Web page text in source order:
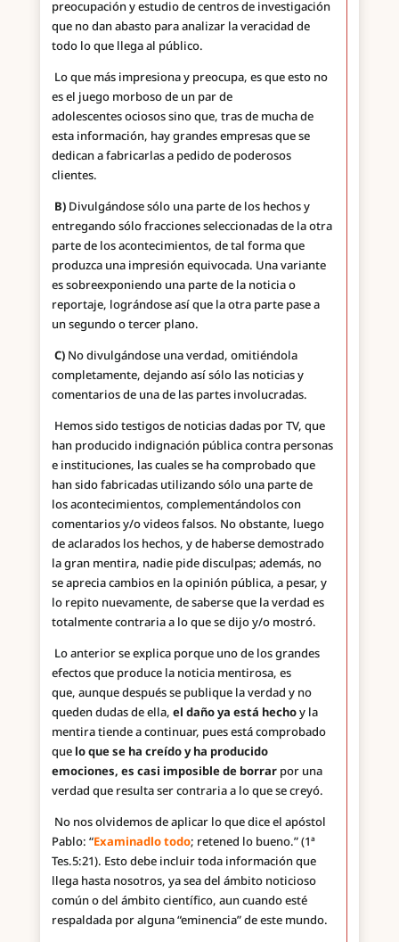
preocupación y estudio de centros de investigación
que no dan abasto para analizar la veracidad de
todo lo que llega al público.
Lo que más impresiona y preocupa, es que esto no
es el juego morboso de un par de
adolescentes ociosos sino que, tras de mucha de
esta información, hay grandes empresas que se
dedican a fabricarlas a pedido de poderosos
clientes.
B) Divulgándose sólo una parte de los hechos y
entregando sólo fracciones seleccionadas de la otra
parte de los acontecimientos, de tal forma que
produzca una impresión equivocada. Una variante
es sobreexponiendo una parte de la noticia o
reportaje, lográndose así que la otra parte pase a
un segundo o tercer plano.
C) No divulgándose una verdad, omitiéndola
completamente, dejando así sólo las noticias y
comentarios de una de las partes involucradas.
Hemos sido testigos de noticias dadas por TV, que
han producido indignación pública contra personas
e instituciones, las cuales se ha comprobado que
han sido fabricadas utilizando sólo una parte de
los acontecimientos, complementándolos con
comentarios y/o videos falsos. No obstante, luego
de aclarados los hechos, y de haberse demostrado
la gran mentira, nadie pide disculpas; además, no
se aprecia cambios en la opinión pública, a pesar, y
lo repito nuevamente, de saberse que la verdad es
totalmente contraria a lo que se dijo y/o mostró.
Lo anterior se explica porque uno de los grandes
efectos que produce la noticia mentirosa, es
que, aunque después se publique la verdad y no
queden dudas de ella, el daño ya está hechoy la
mentira tiende a continuar, pues está comprobado
que lo que se ha creído y ha producido
emociones, es casi imposible de borrar por una
verdad que resulta ser contraria a lo que se creyó.
No nos olvidemos de aplicar lo que dice el apóstol
Pablo: “Examinadlo todo; retened lo bueno.” (1ª
Tes.5:21). Esto debe incluir toda información que
llega hasta nosotros, ya sea del ámbito noticioso
común o del ámbito científico, aun cuando esté
respaldada por alguna “eminencia” de este mundo.